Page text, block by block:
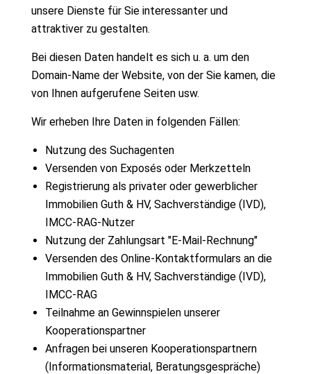
unsere Dienste für Sie interessanter und
attraktiver zu gestalten.
Bei diesen Daten handelt es sich u. a. um den
Domain-Name der Website, von der Sie kamen, die
von Ihnen aufgerufene Seiten usw.
Wir erheben Ihre Daten in folgenden Fällen:
Nutzung des Suchagenten
Versenden von Exposés oder Merkzetteln
Registrierung als privater oder gewerblicher
Immobilien Guth & HV, Sachverständige (IVD),
IMCC-RAG-Nutzer
Nutzung der Zahlungsart "E-Mail-Rechnung"
Versenden des Online-Kontaktformulars an die
Immobilien Guth & HV, Sachverständige (IVD),
IMCC-RAG
Teilnahme an Gewinnspielen unserer
Kooperationspartner
Anfragen bei unseren Kooperationspartnern
(Informationsmaterial, Beratungsgespräche)